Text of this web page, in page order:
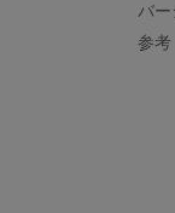
バー
参考